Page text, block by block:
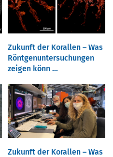
Zukunft der Korallen – Was
Röntgenuntersuchungen
zeigen könn ...
Zukunft der Korallen – Was